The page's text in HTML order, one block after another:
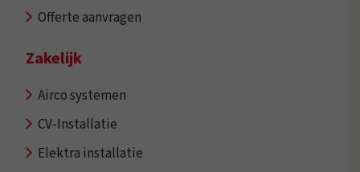
Offerte aanvragen
Zakelijk
Airco systemen
CV-Installatie
Elektra installatie